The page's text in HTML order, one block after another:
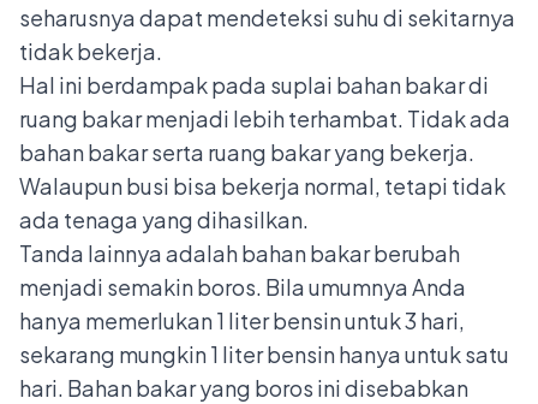
seharusnya dapat mendeteksi suhu di sekitarnya
tidak bekerja.
Hal ini berdampak pada suplai bahan bakar di
ruang bakar menjadi lebih terhambat. Tidak ada
bahan bakar serta ruang bakar yang bekerja.
Walaupun busi bisa bekerja normal, tetapi tidak
ada tenaga yang dihasilkan.
Tanda lainnya adalah bahan bakar berubah
menjadi semakin boros. Bila umumnya Anda
hanya memerlukan 1 liter bensin untuk 3 hari,
sekarang mungkin 1 liter bensin hanya untuk satu
hari. Bahan bakar yang boros ini disebabkan